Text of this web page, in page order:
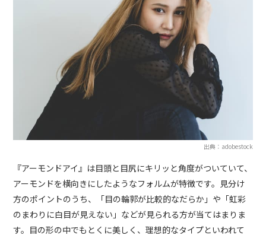
出典：adobestock
『アーモンドアイ』は目頭と目尻にキリッと角度がついていて、
アーモンドを横向きにしたようなフォルムが特徴です。見分け
方のポイントのうち、「目の輪郭が比較的なだらか」や「虹彩
のまわりに白目が見えない」などが見られる方が当てはまりま
す。目の形の中でもとくに美しく、理想的なタイプといわれて